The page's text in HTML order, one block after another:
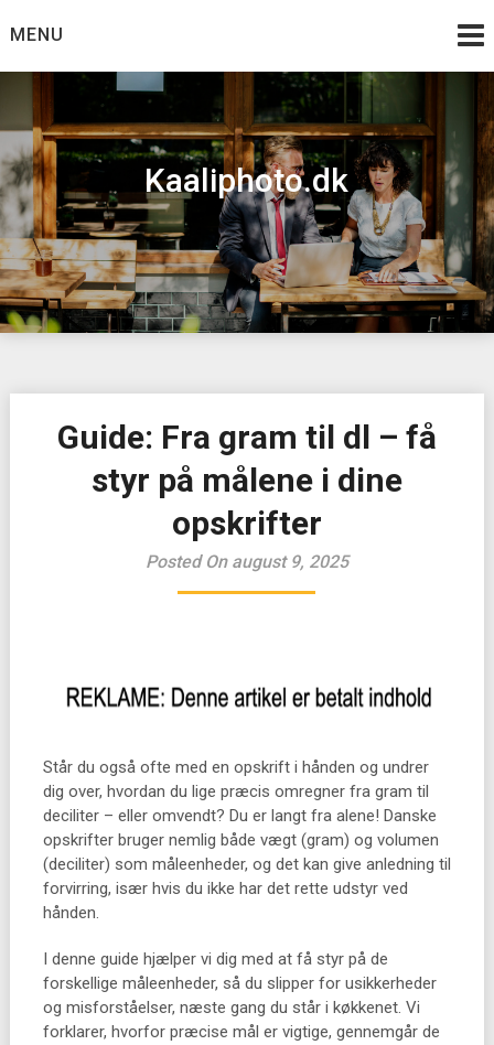
toMENU
Kaaliphoto.dk
Guide: Fra gram til dl – få
styr på målene i dine
opskrifter
Posted On august 9, 2025
Står du også ofte med en opskrift i hånden og undrer
dig over, hvordan du lige præcis omregner fra gram til
deciliter – eller omvendt? Du er langt fra alene! Danske
opskrifter bruger nemlig både vægt (gram) og volumen
(deciliter) som måleenheder, og det kan give anledning til
forvirring, især hvis du ikke har det rette udstyr ved
hånden.
I denne guide hjælper vi dig med at få styr på de
forskellige måleenheder, så du slipper for usikkerheder
og misforståelser, næste gang du står i køkkenet. Vi
forklarer, hvorfor præcise mål er vigtige, gennemgår de